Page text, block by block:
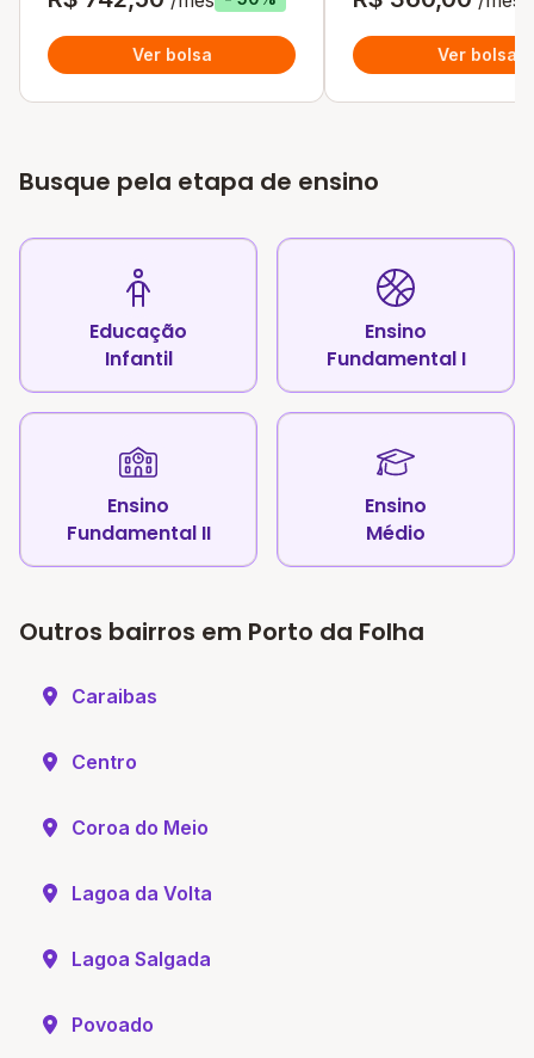
Ver bolsa Ver bolsa
Busque pela etapa de ensino
Educação
Infantil
Ensino
Fundamental I
Ensino
Fundamental II
Ensino
Médio
Outros bairros em Porto da Folha
Caraibas
Centro
Coroa do Meio
Lagoa da Volta
Lagoa Salgada
Povoado